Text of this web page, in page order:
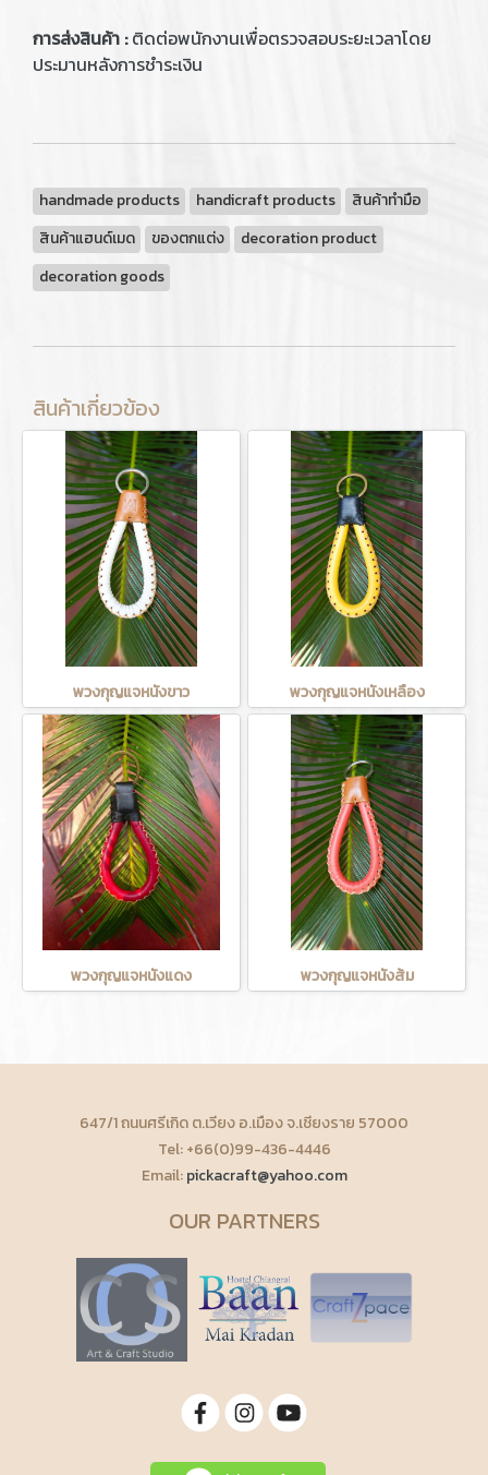
การส่งสินค้า :ติดต่อพนักงานเพื่อตรวจสอบระยะเวลาโดย
ประมานหลังการชำระเงิน
handmade products handicraft products
สินค้าทำมือ
สินค้าแฮนด์เมด
ของตกแต่ง
decoration product
decoration goods
สินค้าเกี่ยวข้อง
พวงกุญแจหนังขาว พวงกุญแจหนังเหลือง
พวงกุญแจหนังแดง พวงกุญแจหนังส้ม
647/1 ถนนศรีเกิด ต.เวียง อ.เมือง จ.เชียงราย 57000
Tel: +66(0)99-436-4446
Email:pickacraft@yahoo.com
OUR PARTNERS